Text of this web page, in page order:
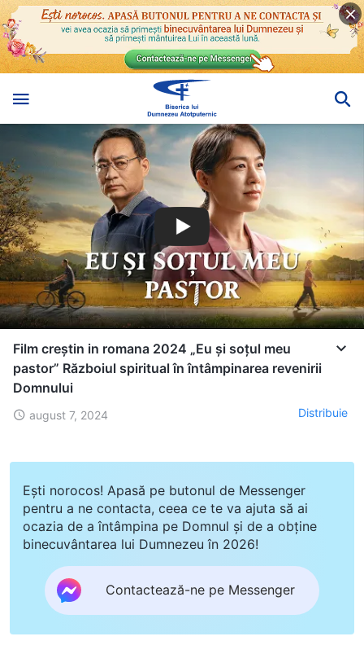
Film creștin in romana 2024 „Eu și soțul meu
pastor” Războiul spiritual în întâmpinarea revenirii
Domnului
august 7, 2024 Distribuie
Ești norocos! Apasă pe butonul de Messenger
pentru a ne contacta, ceea ce te va ajuta să ai
ocazia de a întâmpina pe Domnul și de a obține
binecuvântarea lui Dumnezeu în 2026!
Contactează-ne pe Messenger